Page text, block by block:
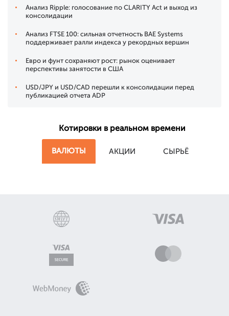
Анализ Ripple: голосование по CLARITY Act и выход из
консолидации
Анализ FTSE 100: сильная отчетность BAE Systems
поддерживает ралли индекса у рекордных вершин
Евро и фунт сохраняют рост: рынок оценивает
перспективы занятости в США
USD/JPY и USD/CAD перешли к консолидации перед
публикацией отчета ADP
Котировки в реальном времени
ВАЛЮТЫ АКЦИИ СЫРЬЁ